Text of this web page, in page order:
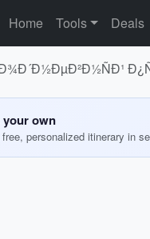
Home Tools Deals
your own
free, personalized itinerary in